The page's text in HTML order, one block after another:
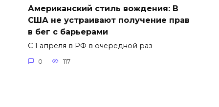
Американский стиль вождения: В
США не устраивают получение прав
в бег с барьерами
С 1 апреля в РФ в очередной раз
0 117